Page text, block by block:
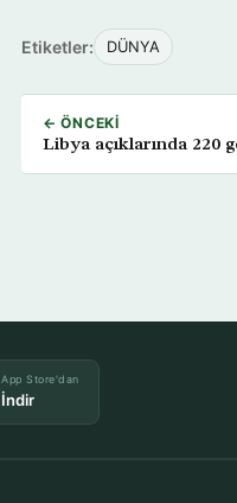
Etiketler: DÜNYA
← ÖNCEKI
Libya açıklarında 220
App Store'dan
İndir